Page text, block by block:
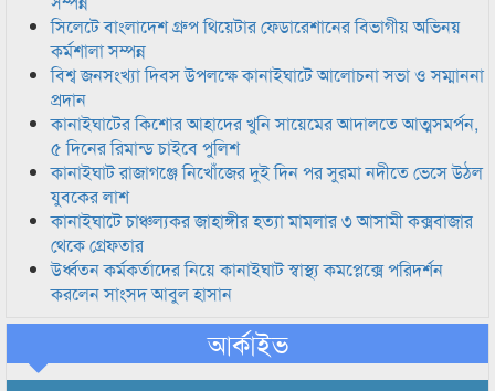
সিলেটে বাংলাদেশ গ্রুপ থিয়েটার ফেডারেশানের বিভাগীয় অভিনয়
কর্মশালা সম্পন্ন
বিশ্ব জনসংখ্যা দিবস উপলক্ষে কানাইঘাটে আলোচনা সভা ও সম্মাননা
প্রদান
কানাইঘাটের কিশোর আহাদের খুনি সায়েমের আদালতে আত্মসমর্পন,
৫ দিনের রিমান্ড চাইবে পুলিশ
কানাইঘাট রাজাগঞ্জে নিখোঁজের দুই দিন পর সুরমা নদীতে ভেসে উঠল
যুবকের লাশ
কানাইঘাটে চাঞ্চল্যকর জাহাঙ্গীর হত্যা মামলার ৩ আসামী কক্সবাজার
থেকে গ্রেফতার
উর্ধ্বতন কর্মকর্তাদের নিয়ে কানাইঘাট স্বাস্থ্য কমপ্লেক্সে পরিদর্শন
করলেন সাংসদ আবুল হাসান
আর্কাইভ